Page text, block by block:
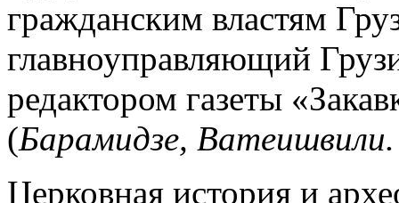
гражданским властям
главноуправляющий
редактором газеты
(Барамидзе, Ватеишвили.
Церковная история и